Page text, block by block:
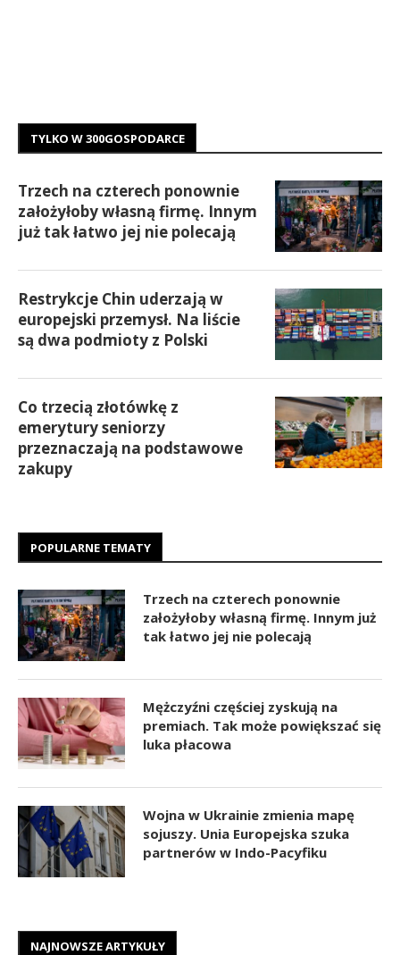
TYLKO W 300GOSPODARCE
Trzech na czterech ponownie
założyłoby własną firmę. Innym
już tak łatwo jej nie polecają
Restrykcje Chin uderzają w
europejski przemysł. Na liście
są dwa podmioty z Polski
Co trzecią złotówkę z
emerytury seniorzy
przeznaczają na podstawowe
zakupy
POPULARNE TEMATY
Trzech na czterech ponownie
założyłoby własną firmę. Innym już
tak łatwo jej nie polecają
Mężczyźni częściej zyskują na
premiach. Tak może powiększać się
luka płacowa
Wojna w Ukrainie zmienia mapę
sojuszy. Unia Europejska szuka
partnerów w Indo-Pacyfiku
NAJNOWSZE ARTYKUŁY